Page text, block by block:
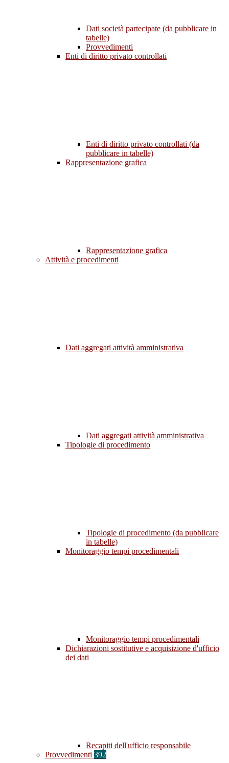
Dati società partecipate (da pubblicare in
tabelle)
Provvedimenti
Enti di diritto privato controllati
Enti di diritto privato controllati (da
pubblicare in tabelle)
Rappresentazione grafica
Rappresentazione grafica
Attività e procedimenti
Dati aggregati attività amministrativa
Dati aggregati attività amministrativa
Tipologie di procedimento
Tipologie di procedimento (da pubblicare
in tabelle)
Monitoraggio tempi procedimentali
Monitoraggio tempi procedimentali
Dichiarazioni sostitutive e acquisizione d'ufficio
dei dati
Recapiti dell'ufficio responsabile
Provvedimenti 392